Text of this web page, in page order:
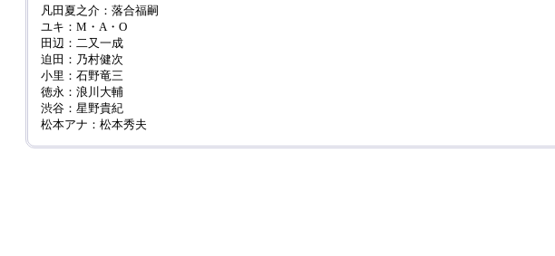
凡田夏之介：落合福嗣
ユキ：M・A・O
田辺：二又一成
迫田：乃村健次
小里：石野竜三
徳永：浪川大輔
渋谷：星野貴紀
松本アナ：松本秀夫